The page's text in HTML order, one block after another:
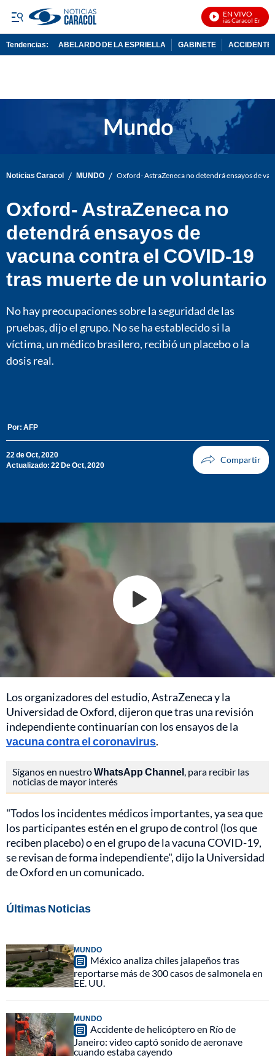
EN VIVO
Noticias Caracol En Vivo
Tendencias: ABELARDO DE LA ESPRIELLA GABINETE ACCIDENTE
Noticias Caracol / MUNDO / Oxford- AstraZeneca no detendrá ensayos de
Oxford- AstraZeneca no
detendrá ensayos de
vacuna contra el COVID-19
tras muerte de un voluntario
No hay preocupaciones sobre la seguridad de las
pruebas, dijo el grupo. No se ha establecido si la
víctima, un médico brasilero, recibió un placebo o la
dosis real.
Por: AFP
22 de Oct, 2020
Actualizado: 22 De Oct, 2020
Los organizadores del estudio, AstraZeneca y la
Universidad de Oxford, dijeron que tras una revisión
independiente continuarían con los ensayos de la
vacuna contra el coronavirus.
Síganos en nuestroWhatsApp Channel , para recibir las
noticias de mayor interés
"Todos los incidentes médicos importantes, ya sea que
los participantes estén en el grupo de control (los que
reciben placebo) o en el grupo de la vacuna COVID-19,
se revisan de forma independiente", dijo la Universidad
de Oxford en un comunicado.
Últimas Noticias
MUNDO
México analiza chiles jalapeños tras
reportarse más de 300 casos de salmonela en
EE. UU.
MUNDO
Accidente de helicóptero en Río de
Janeiro: video captó sonido de aeronave
cuando estaba cayendo